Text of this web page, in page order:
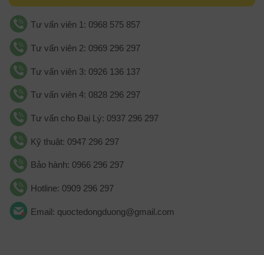
Tư vấn viên 1: 0968 575 857
Tư vấn viên 2: 0969 296 297
Tư vấn viên 3: 0926 136 137
Tư vấn viên 4: 0828 296 297
Tư vấn cho Đại Lý: 0937 296 297
Kỹ thuật: 0947 296 297
Bảo hành: 0966 296 297
Hotline: 0909 296 297
Email: quoctedongduong@gmail.com